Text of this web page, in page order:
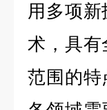
用多项
术，具有
范围的特